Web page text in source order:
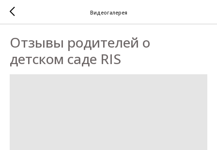
Видеогалерея
Отзывы родителей о
детском саде RIS